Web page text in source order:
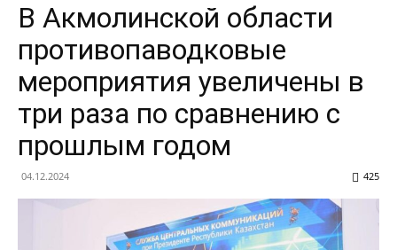
В Акмолинской области
противопаводковые
мероприятия увеличены в
три раза по сравнению с
прошлым годом
04.12.2024 425